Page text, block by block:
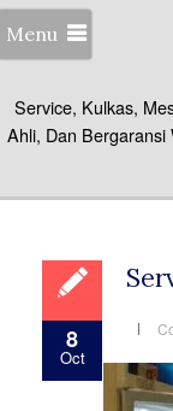
Menu
Service, Kulkas,
Ahli, Dan
8
Oct